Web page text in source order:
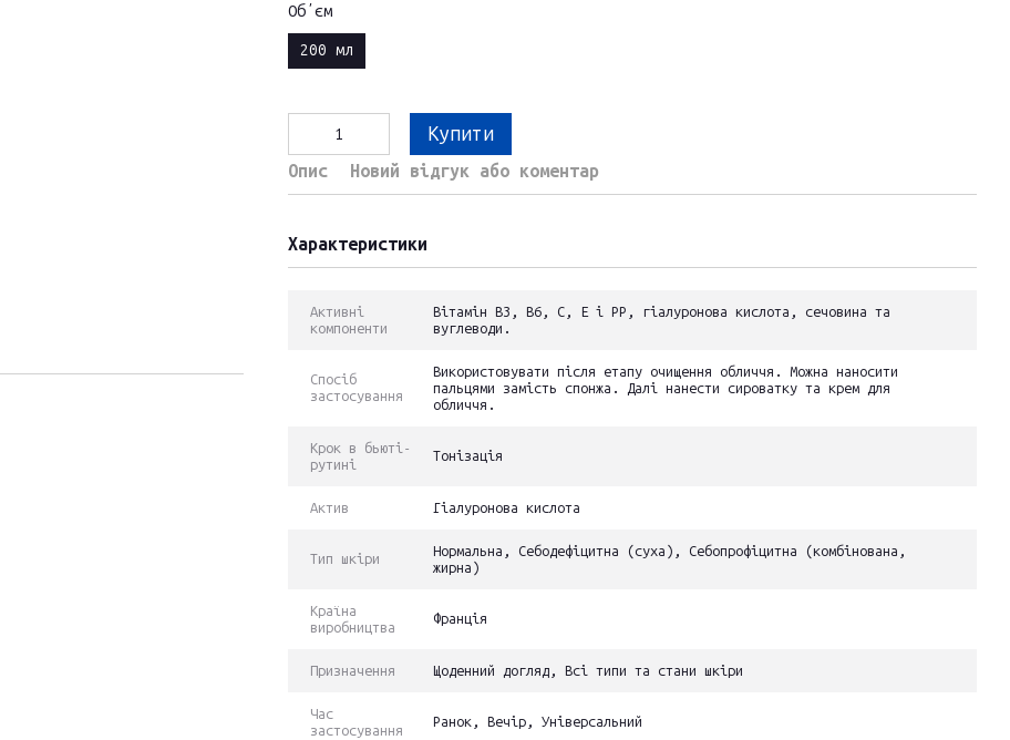
Обʼєм
200 мл
Купити
Опис Новий відгук або коментар
Характеристики
Активні
компоненти
Вітамін B3, B6, C, E і PP, гіалуронова кислота, сечовина та
вуглеводи.
Спосіб
застосування
Використовувати після етапу очищення обличчя. Можна наносити
пальцями замість спонжа. Далі нанести сироватку та крем для
обличчя.
Крок в бьюті-
рутині
Тонізація
Актив Гіалуронова кислота
Тип шкіри
Нормальна, Себодефіцитна (суха), Себопрофіцитна (комбінована,
жирна)
Країна
виробництва
Франція
Призначення Щоденний догляд, Всі типи та стани шкіри
Час
застосування
Ранок, Вечір, Універсальний